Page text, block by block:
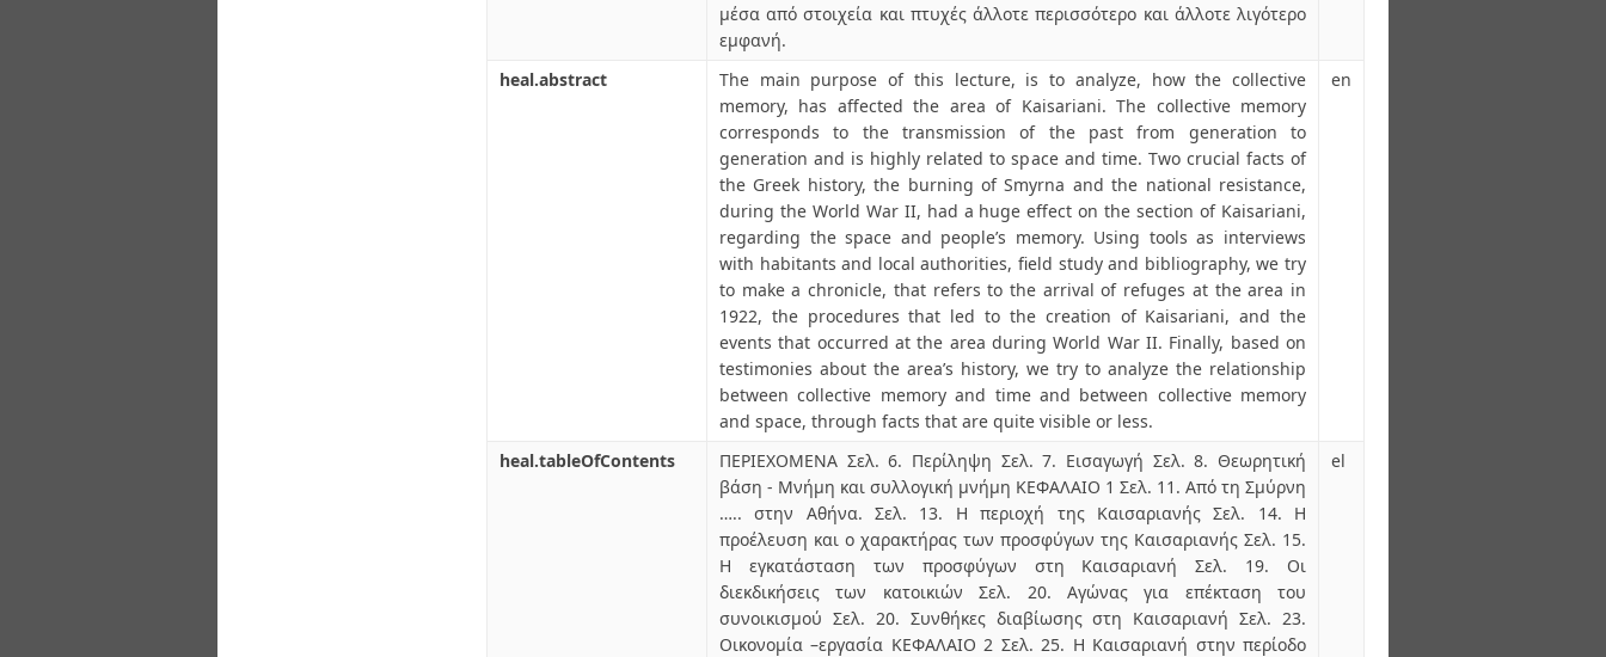
μέσα από στοιχεία και πτυχές άλλοτε περισσότερο και άλλοτε λιγότερο
εμφανή.
heal.abstract
The main purpose of this lecture, is to analyze, how the collective
memory, has affected the area of Kaisariani. The collective memory
corresponds to the transmission of the past from generation to
generation and is highly related to space and time. Two crucial facts of
the Greek history, the burning of Smyrna and the national resistance,
during the World War II, had a huge effect on the section of Kaisariani,
regarding the space and people’s memory. Using tools as interviews
with habitants and local authorities, field study and bibliography, we try
to make a chronicle, that refers to the arrival of refuges at the area in
1922, the procedures that led to the creation of Kaisariani, and the
events that occurred at the area during World War II. Finally, based on
testimonies about the area’s history, we try to analyze the relationship
between collective memory and time and between collective memory
and space, through facts that are quite visible or less.
en
heal.tableOfContents
ΠΕΡΙΕΧΟΜΕΝΑ Σελ. 6. Περίληψη Σελ. 7. Εισαγωγή Σελ. 8. Θεωρητική
βάση - Μνήμη και συλλογική μνήμη ΚΕΦΑΛΑΙΟ 1 Σελ. 11. Από τη Σμύρνη
….. στην Αθήνα. Σελ. 13. Η περιοχή της Καισαριανής Σελ. 14. Η
προέλευση και ο χαρακτήρας των προσφύγων της Καισαριανής Σελ. 15.
Η εγκατάσταση των προσφύγων στη Καισαριανή Σελ. 19. Οι
διεκδικήσεις των κατοικιών Σελ. 20. Αγώνας για επέκταση του
συνοικισμού Σελ. 20. Συνθήκες διαβίωσης στη Καισαριανή Σελ. 23.
Οικονομία –εργασία ΚΕΦΑΛΑΙΟ 2 Σελ. 25. Η Καισαριανή στην περίοδο
el